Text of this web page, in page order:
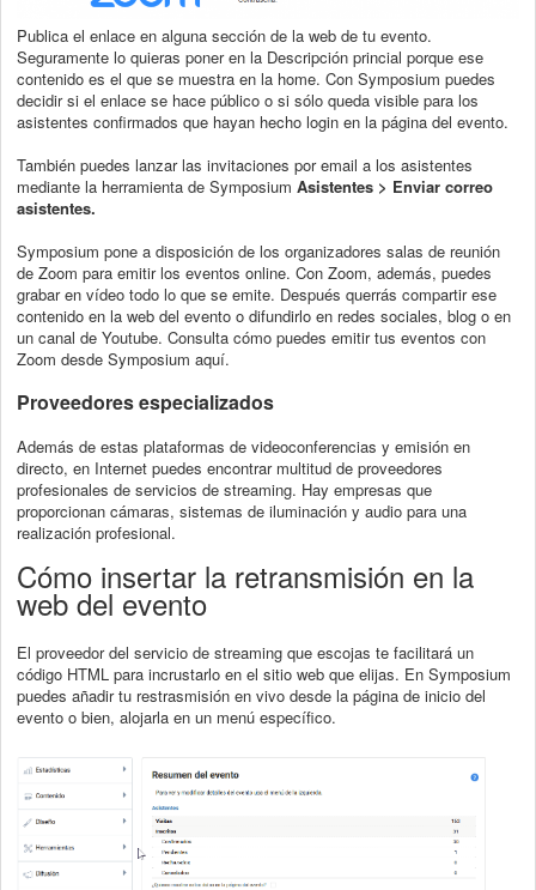
Publica el enlace en alguna sección de la web de tu evento.
Seguramente lo quieras poner en la Descripción princial porque ese
contenido es el que se muestra en la home. Con Symposium puedes
decidir si el enlace se hace público o si sólo queda visible para los
asistentes confirmados que hayan hecho login en la página del evento.
También puedes lanzar las invitaciones por email a los asistentes
mediante la herramienta de Symposium Asistentes > Enviar correo
asistentes.
Symposium pone a disposición de los organizadores salas de reunión
de Zoom para emitir los eventos online. Con Zoom, además, puedes
grabar en vídeo todo lo que se emite. Después querrás compartir ese
contenido en la web del evento o difundirlo en redes sociales, blog o en
un canal de Youtube. Consulta cómo puedes emitir tus eventos con
Zoom desde Symposium aquí.
Proveedores especializados
Además de estas plataformas de videoconferencias y emisión en
directo, en Internet puedes encontrar multitud de proveedores
profesionales de servicios de streaming. Hay empresas que
proporcionan cámaras, sistemas de iluminación y audio para una
realización profesional.
Cómo insertar la retransmisión en la
web del evento
El proveedor del servicio de streaming que escojas te facilitará un
código HTML para incrustarlo en el sitio web que elijas. En Symposium
puedes añadir tu restrasmisión en vivo desde la página de inicio del
evento o bien, alojarla en un menú específico.